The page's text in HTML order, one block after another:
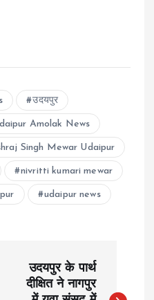
उदयपुर
Amolak News
Singh Mewar Udaipur
nivritti kumari mewar
udaipur news
उदयपुर के पार्थ
दीक्षित ने नागपुर